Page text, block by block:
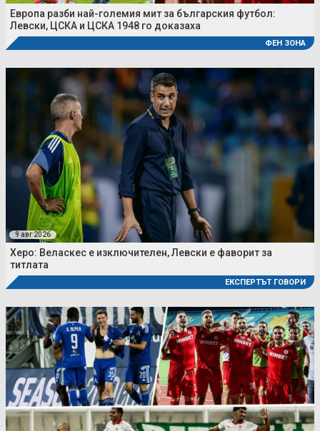
Европа разби най-големия мит за българския футбол:
Левски, ЦСКА и ЦСКА 1948 го доказаха
ФЕН ЗОНА
9 авг 2026
Херо: Веласкес е изключителен, Левски е фаворит за
титлата
ЕКСПЕРТЪТ ГОВОРИ